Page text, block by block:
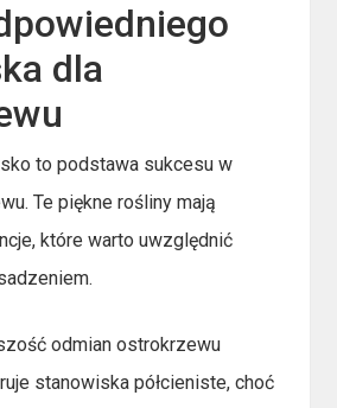
dla
to podstawa sukcesu w
Te piękne rośliny mają
które warto uwzględnić
odmian ostrokrzewu
stanowiska półcieniste, choć